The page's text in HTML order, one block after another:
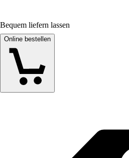
Bequem liefern lassen
Online bestellen